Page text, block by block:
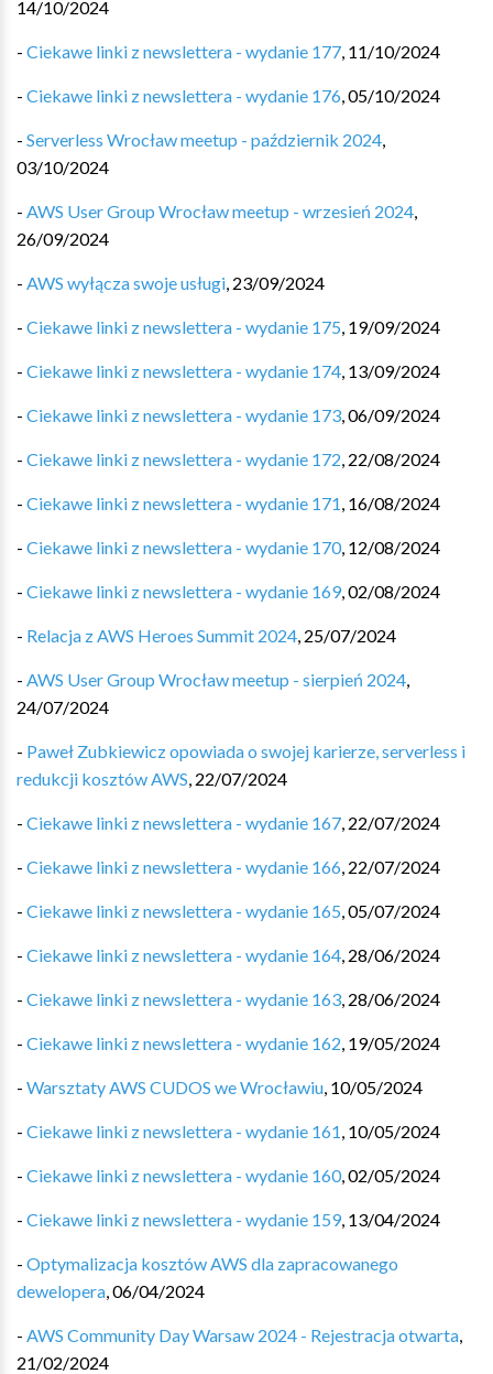
14/10/2024
- Ciekawe linki z newslettera - wydanie 177, 11/10/2024
- Ciekawe linki z newslettera - wydanie 176,05/10/2024
- Serverless Wrocław meetup - październik 2024,
03/10/2024
- AWS User Group Wrocław meetup - wrzesień 2024,
26/09/2024
- AWS wyłącza swoje usługi, 23/09/2024
- Ciekawe linki z newslettera - wydanie 175, 19/09/2024
- Ciekawe linki z newslettera - wydanie 174, 13/09/2024
- Ciekawe linki z newslettera - wydanie 173,06/09/2024
- Ciekawe linki z newslettera - wydanie 172, 22/08/2024
- Ciekawe linki z newslettera - wydanie 171, 16/08/2024
- Ciekawe linki z newslettera - wydanie 170, 12/08/2024
- Ciekawe linki z newslettera - wydanie 169,02/08/2024
- Relacja z AWS Heroes Summit 2024, 25/07/2024
- AWS User Group Wrocław meetup - sierpień 2024,
24/07/2024
- Paweł Zubkiewicz opowiada o swojej karierze, serverless i
redukcji kosztów AWS, 22/07/2024
- Ciekawe linki z newslettera - wydanie 167, 22/07/2024
- Ciekawe linki z newslettera - wydanie 166, 22/07/2024
- Ciekawe linki z newslettera - wydanie 165,05/07/2024
- Ciekawe linki z newslettera - wydanie 164, 28/06/2024
- Ciekawe linki z newslettera - wydanie 163, 28/06/2024
- Ciekawe linki z newslettera - wydanie 162, 19/05/2024
- Warsztaty AWS CUDOS we Wrocławiu, 10/05/2024
- Ciekawe linki z newslettera - wydanie 161, 10/05/2024
- Ciekawe linki z newslettera - wydanie 160,02/05/2024
- Ciekawe linki z newslettera - wydanie 159, 13/04/2024
- Optymalizacja kosztów AWS dla zapracowanego
dewelopera,06/04/2024
- AWS Community Day Warsaw 2024 - Rejestracja otwarta,
21/02/2024